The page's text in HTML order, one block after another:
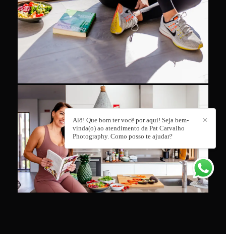
✕
Alô! Que bom ter você por aqui! Seja bem-
vinda(o) ao atendimento da Pat Carvalho
Photography. Como posso te ajudar?